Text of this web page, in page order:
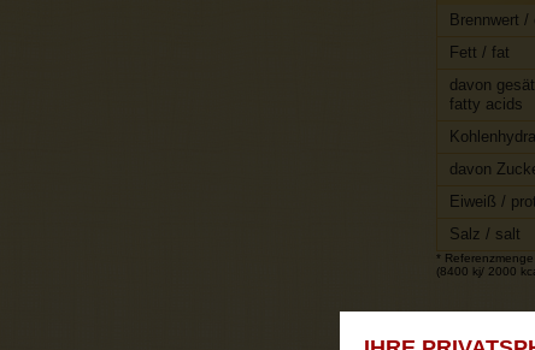
Brennwert /
Fett / fat
davon
fatty acids
davon
Eiweiß /
Salz / salt
*
(8400 kj/ 2000